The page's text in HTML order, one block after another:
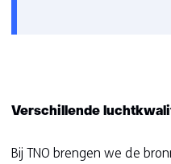
Verschillende
Bij TNO brengen we de